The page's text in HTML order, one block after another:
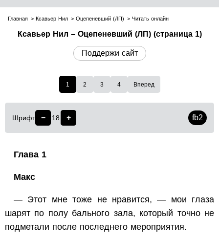
Главная Ксавьер Нил Оцепеневший (ЛП) Читать онлайн
Ксавьер Нил – Оцепеневший (ЛП) (страница 1)
Поддержи сайт
1 2 3 4 Вперед
Шрифт − 18 + fb2
Глава 1
Макс
— Этот мне тоже не нравится, — мои глаза
шарят по полу бального зала, который точно не
подметали после последнего мероприятия.